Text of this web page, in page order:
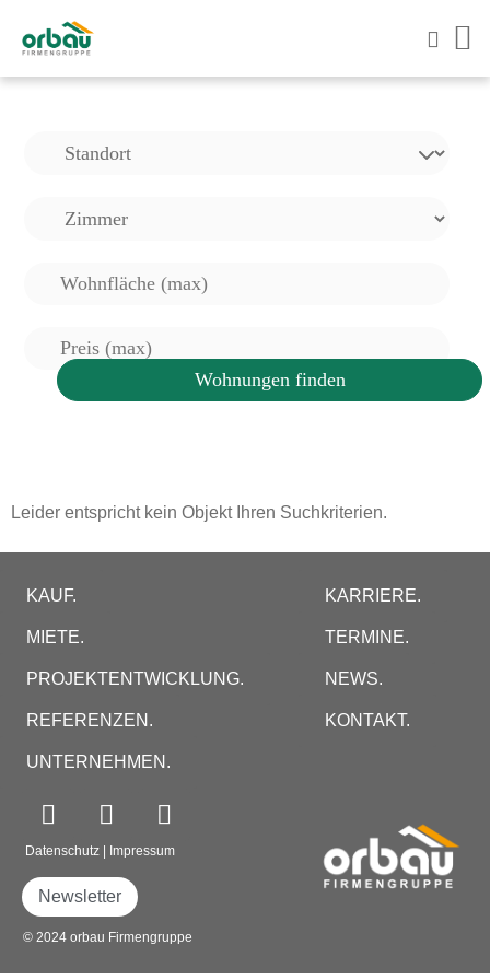
Leider entspricht kein Objekt Ihren Suchkriterien.
KAUF.
MIETE.
PROJEKTENTWICKLUNG.
REFERENZEN.
UNTERNEHMEN.
Datenschutz Impressum
Newsletter
KARRIERE.
TERMINE.
NEWS.
KONTAKT.
© 2024 orbau Firmengruppe